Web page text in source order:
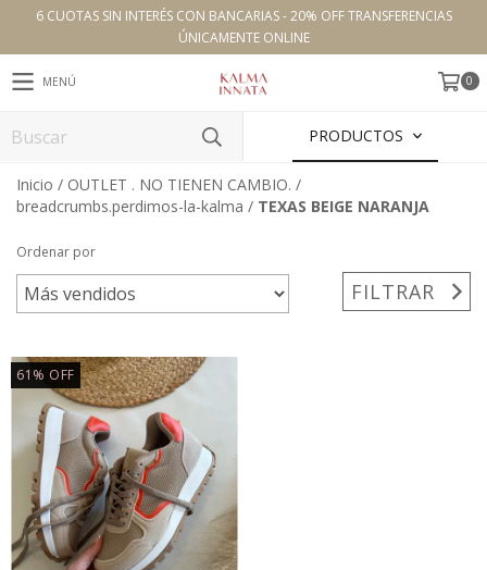
6 CUOTAS SIN INTERÉS CON BANCARIAS - 20% OFF TRANSFERENCIAS
ÚNICAMENTE ONLINE
MENÚ 0
PRODUCTOS
Inicio / OUTLET . NO TIENEN CAMBIO. /
breadcrumbs.perdimos-la-kalma / TEXAS BEIGE NARANJA
Ordenar por
FILTRAR
61 % OFF